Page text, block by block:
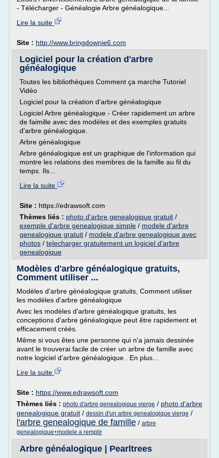
- Télécharger - Généalogie Arbre généalogique...
Lire la suite
Site : http://www.bringdownie6.com
Logiciel pour la création d'arbre
généalogique
Toutes les bibliothèques Comment ça marche Tutoriel
Vidéo
Logiciel pour la création d'arbre généalogique
Logiciel Arbre généalogique - Créer rapidement un arbre
de faimille avec des modèles et des exemples gratuits
d'arbre généalogique.
Arbre généalogique
Arbre généalogique est un graphique de l'information qui
montre les relations des membres de la famille au fil du
temps. Ils...
Lire la suite
Site : https://edrawsoft.com
Thèmes liés : photo d'arbre genealogique gratuit /
exemple d'arbre genealogique simple / modele d'arbre
genealogique gratuit / modele d'arbre genealogique avec
photos / telecharger gratuitement un logiciel d'arbre
genealogique
Modèles d'arbre généalogique gratuits,
Comment utiliser ...
Modèles d'arbre généalogique gratuits, Comment utiliser
les modèles d'arbre généalogique
Avec les modèles d'arbre généalogique gratuits, les
conceptions d'arbre généalogique peut être rapidement et
efficacement créés.
Même si vous êtes une personne qui n'a jamais dessinée
avant le trouverai facile de créer un arbre de famille avec
notre logiciel d'arbre généalogique . En plus...
Lire la suite
Site : https://www.edrawsoft.com
Thèmes liés : photo d'arbre genealogique vierge / photo d'arbre
genealogique gratuit / dessin d'un arbre genealogique vierge /
l'arbre genealogique de famille / arbre
genealogique+modele a remplir
Arbre généalogique | Pearltrees